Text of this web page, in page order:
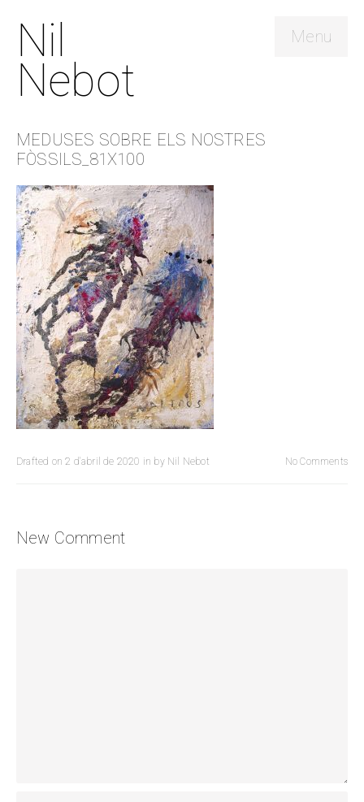
Menu
Nil
Nebot
MEDUSES SOBRE ELS NOSTRES
FÒSSILS_81X100
No Comments
Drafted on2 d'abril de 2020 in by Nil Nebot
New Comment